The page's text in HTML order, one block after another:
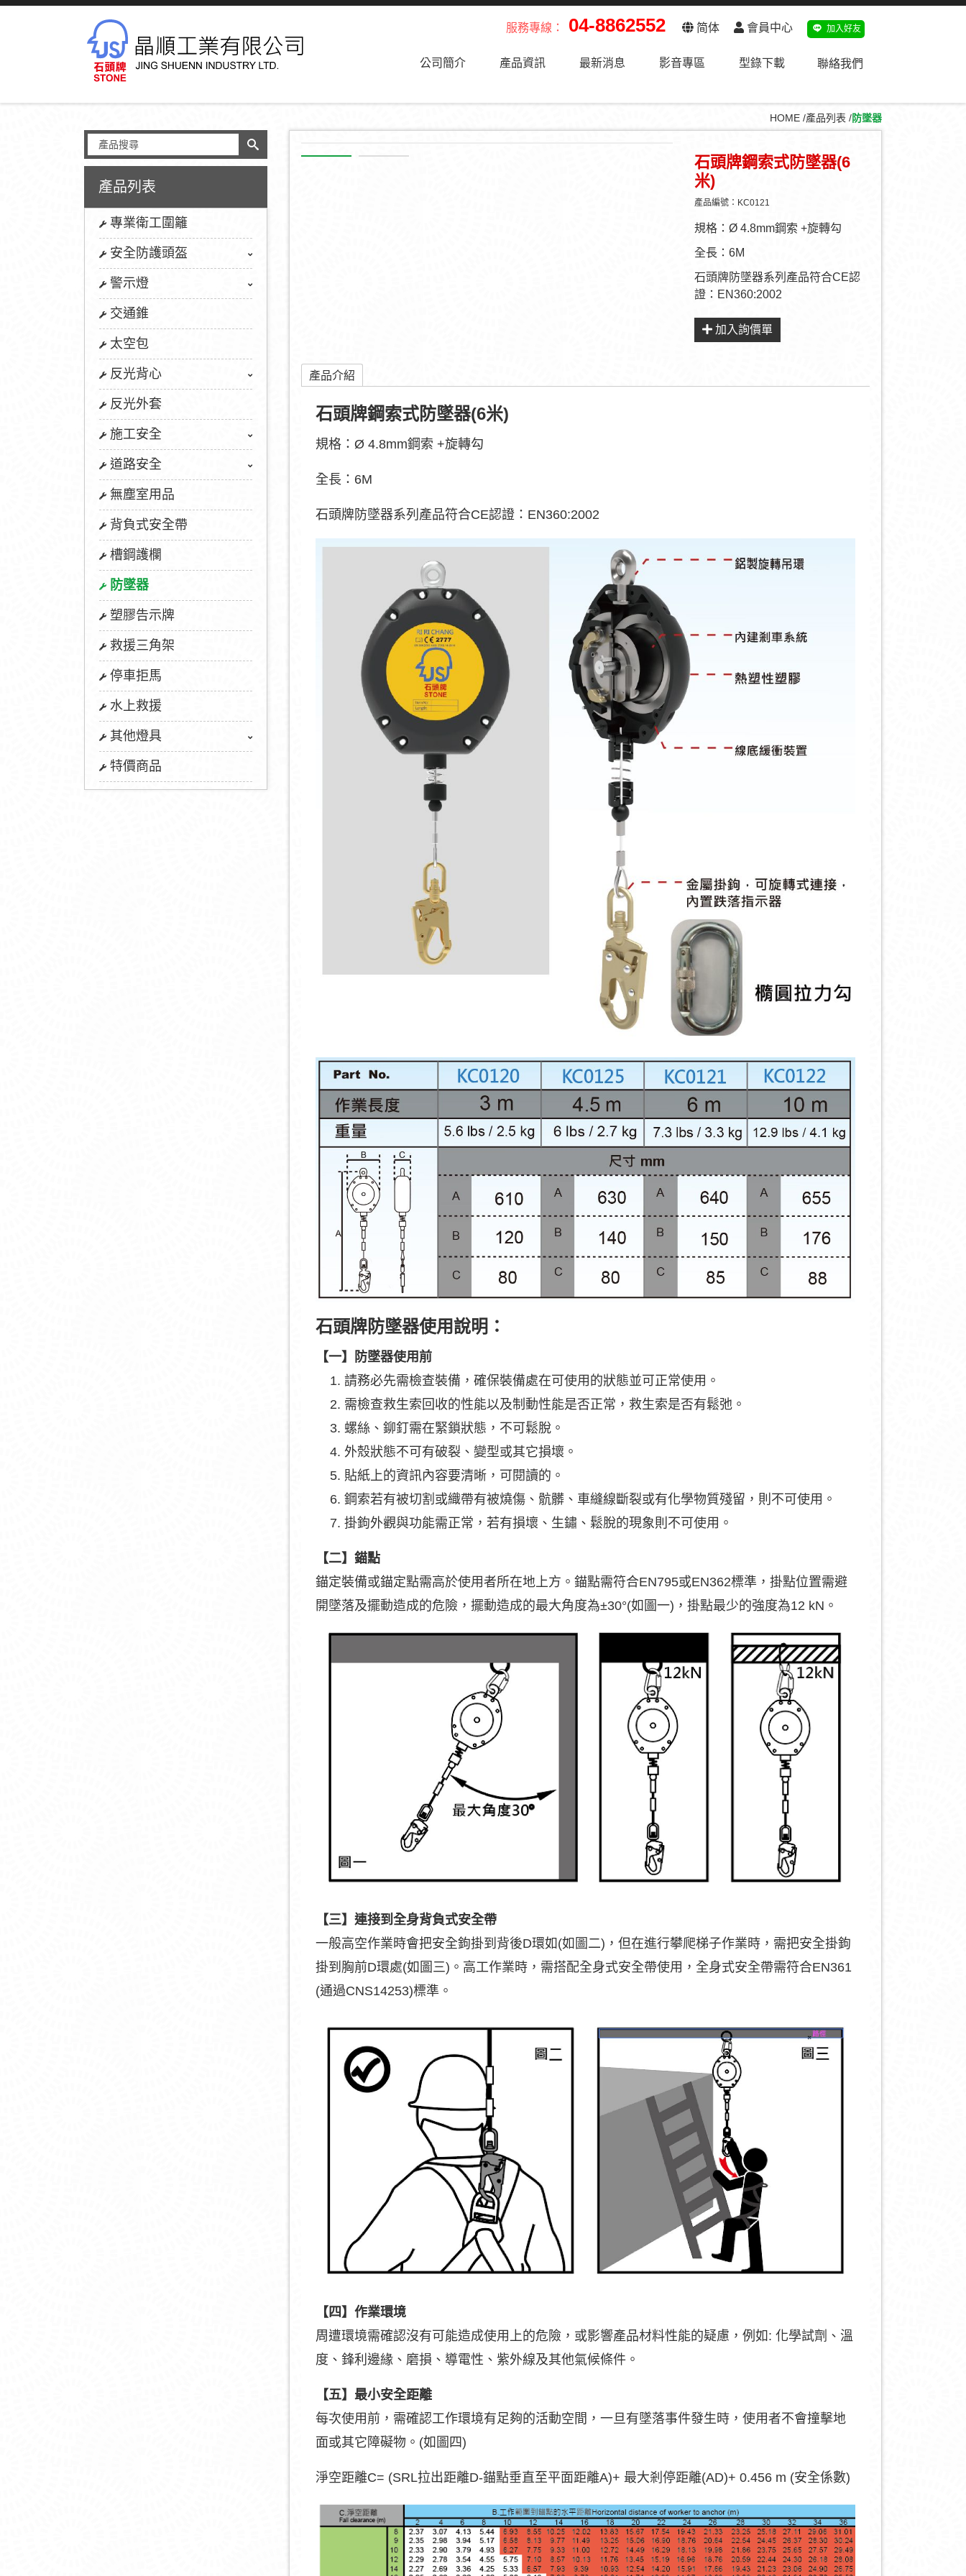
服務專線： 04-8862552 简体 會員中心 加入好友
公司簡介 產品資訊 最新消息 影音專區 型錄下載 聯絡我們
HOME 產品列表 防墜器
產品列表
專業衛工圍籬
安全防護頭盔
警示燈
交通錐
太空包
反光背心
反光外套
施工安全
道路安全
無塵室用品
背負式安全帶
槽鋼護欄
防墜器
塑膠告示牌
救援三角架
停車拒馬
水上救援
其他燈具
特價商品
石頭牌鋼索式防墜器(6
米)
產品編號：KC0121
規格：Ø 4.8mm鋼索 +旋轉勾
全長：6M
石頭牌防墜器系列產品符合CE認
證：EN360:2002
加入詢價單
產品介紹
石頭牌鋼索式防墜器(6米)
規格：Ø 4.8mm鋼索 +旋轉勾
全長：6M
石頭牌防墜器系列產品符合CE認證：EN360:2002
石頭牌防墜器使用說明：
【一】防墜器使用前
請務必先需檢查裝備，確保裝備處在可使用的狀態並可正常使用。
需檢查救生索回收的性能以及制動性能是否正常，救生索是否有鬆弛。
螺絲、鉚釘需在緊鎖狀態，不可鬆脫。
外殼狀態不可有破裂、變型或其它損壞。
貼紙上的資訊內容要清晰，可閱讀的。
鋼索若有被切割或織帶有被燒傷、骯髒、車縫線斷裂或有化學物質殘留，則不可使用。
掛鉤外觀與功能需正常，若有損壞、生鏽、鬆脫的現象則不可使用。
【二】錨點
錨定裝備或錨定點需高於使用者所在地上方。錨點需符合EN795或EN362標準，掛點位置需避
開墜落及擺動造成的危險，擺動造成的最大角度為±30°(如圖一)，掛點最少的強度為12 kN。
【三】連接到全身背負式安全帶
一般高空作業時會把安全鉤掛到背後D環如(如圖二)，但在進行攀爬梯子作業時，需把安全掛鉤
掛到胸前D環處(如圖三)。高工作業時，需搭配全身式安全帶使用，全身式安全帶需符合EN361
(通過CNS14253)標準。
【四】作業環境
周遭環境需確認沒有可能造成使用上的危險，或影響產品材料性能的疑慮，例如: 化學試劑、溫
度、鋒利邊緣、磨損、導電性、紫外線及其他氣候條件。
【五】最小安全距離
每次使用前，需確認工作環境有足夠的活動空間，一旦有墜落事件發生時，使用者不會撞擊地
面或其它障礙物。(如圖四)
淨空距離C= (SRL拉出距離D-錨點垂直至平面距離A)+ 最大剎停距離(AD)+ 0.456 m (安全係數)